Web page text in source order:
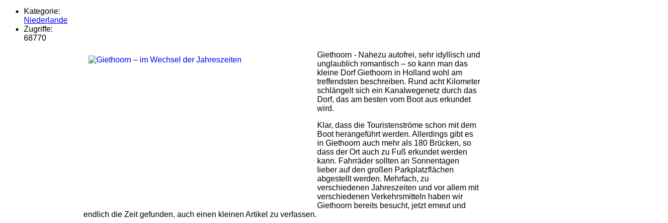
Kategorie:
Niederlande
Zugriffe:
68770
Giethoorn - Nahezu autofrei, sehr idyllisch und
unglaublich romantisch – so kann man das
kleine Dorf Giethoorn in Holland wohl am
treffendsten beschreiben. Rund acht Kilometer
schlängelt sich ein Kanalwegenetz durch das
Dorf, das am besten vom Boot aus erkundet
wird.
Klar, dass die Touristenströme schon mit dem
Boot herangeführt werden. Allerdings gibt es
in Giethoorn auch mehr als 180 Brücken, so
dass der Ort auch zu Fuß erkundet werden
kann. Fahrräder sollten an Sonnentagen
lieber auf den großen Parkplatzflächen
abgestellt werden. Mehrfach, zu
verschiedenen Jahreszeiten und vor allem mit
verschiedenen Verkehrsmitteln haben wir
Giethoorn bereits besucht, jetzt erneut und
endlich die Zeit gefunden, auch einen kleinen Artikel zu verfassen.